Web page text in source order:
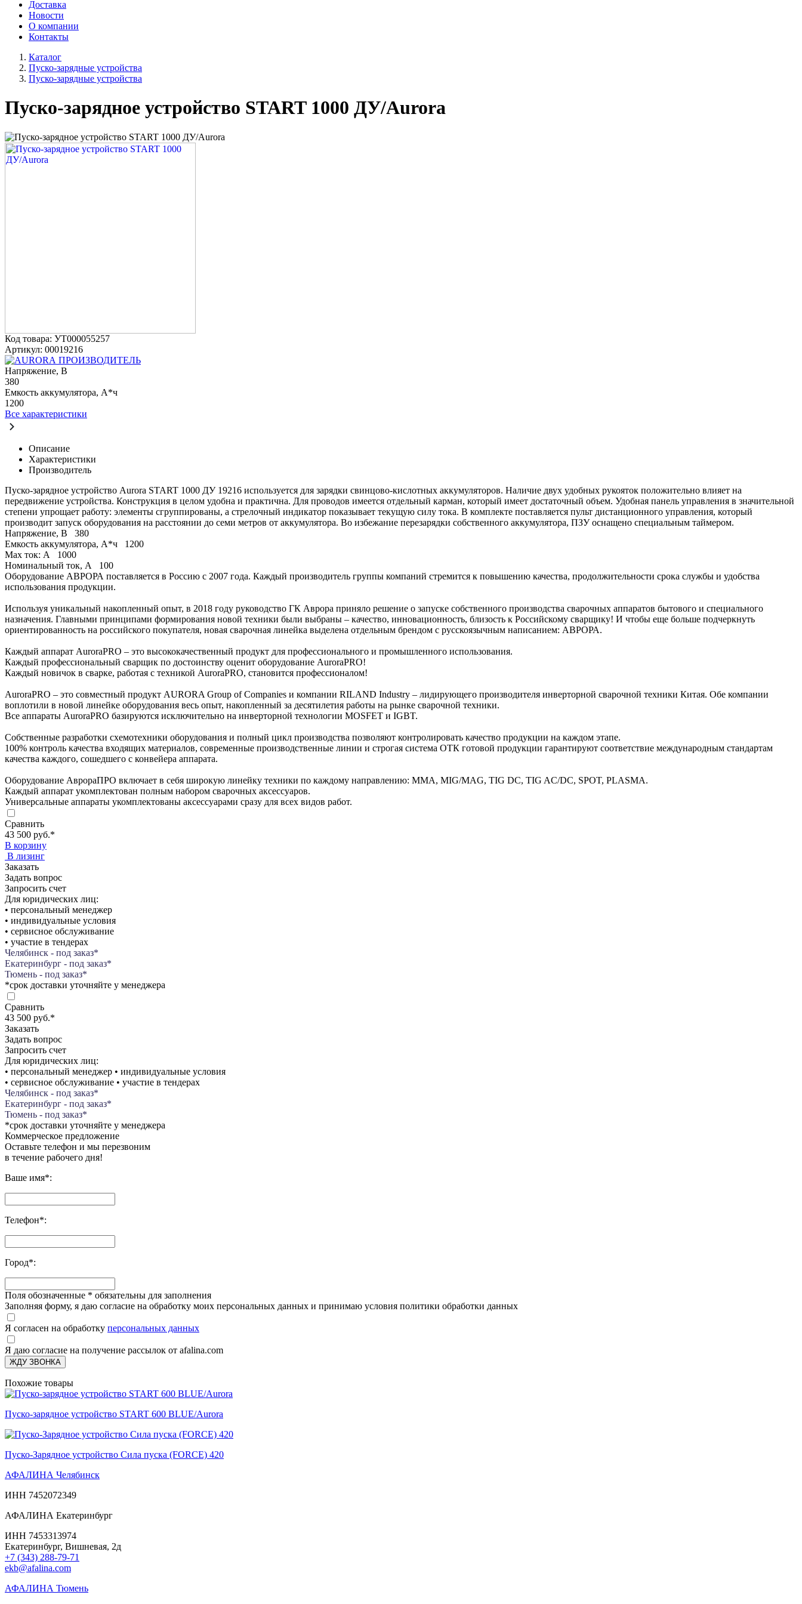
Доставка
Новости
О компании
Контакты
Каталог
Пуско-зарядные устройства
Пуско-зарядные устройства
Пуско-зарядное устройство START 1000 ДУ/Aurora
Код товара: УТ000055257
Артикул: 00019216
ПРОИЗВОДИТЕЛЬ
Напряжение, В
380
Емкость аккумулятора, А*ч
1200
Все характеристики
Описание
Характеристики
Производитель
Пуско-зарядное устройство Aurora START 1000 ДУ 19216 используется для зарядки свинцово-кислотных аккумуляторов. Наличие двух удобных рукояток положительно влияет на
передвижение устройства. Конструкция в целом удобна и практична. Для проводов имеется отдельный карман, который имеет достаточный объем. Удобная панель управления в значительной
степени упрощает работу: элементы сгруппированы, а стрелочный индикатор показывает текущую силу тока. В комплекте поставляется пульт дистанционного управления, который
производит запуск оборудования на расстоянии до семи метров от аккумулятора. Во избежание перезарядки собственного аккумулятора, ПЗУ оснащено специальным таймером.
Напряжение, В
380
Емкость аккумулятора, А*ч
1200
Max ток: А
1000
Номинальный ток, А
100
Оборудование АВРОРА поставляется в Россию с 2007 года. Каждый производитель группы компаний стремится к повышению качества, продолжительности срока службы и удобства
использования продукции.
Используя уникальный накопленный опыт, в 2018 году руководство ГК Аврора приняло решение о запуске собственного производства сварочных аппаратов бытового и специального
назначения. Главными принципами формирования новой техники были выбраны – качество, инновационность, близость к Российскому сварщику! И чтобы еще больше подчеркнуть
ориентированность на российского покупателя, новая сварочная линейка выделена отдельным брендом с русскоязычным написанием: АВРОРА.
Каждый аппарат AuroraPRO – это высококачественный продукт для профессионального и промышленного использования.
Каждый профессиональный сварщик по достоинству оценит оборудование AuroraPRO!
Каждый новичок в сварке, работая с техникой AuroraPRO, становится профессионалом!
AuroraPRO – это совместный продукт AURORA Group of Companies и компании RILAND Industry – лидирующего производителя инверторной сварочной техники Китая. Обе компании
воплотили в новой линейке оборудования весь опыт, накопленный за десятилетия работы на рынке сварочной техники.
Все аппараты AuroraPRO базируются исключительно на инверторной технологии MOSFET и IGBT.
Собственные разработки схемотехники оборудования и полный цикл производства позволяют контролировать качество продукции на каждом этапе.
100% контроль качества входящих материалов, современные производственные линии и строгая система ОТК готовой продукции гарантируют соответствие международным стандартам
качества каждого, сошедшего с конвейера аппарата.
Оборудование АврораПРО включает в себя широкую линейку техники по каждому направлению: MMA, MIG/MAG, TIG DC, TIG AC/DC, SPOT, PLASMA.
Каждый аппарат укомплектован полным набором сварочных аксессуаров.
Универсальные аппараты укомплектованы аксессуарами сразу для всех видов работ.
Сравнить
43 500 руб.*
В корзину
В лизинг
Заказать
Задать вопрос
Запросить счет
Для юридических лиц:
• персональный менеджер
• индивидуальные условия
• сервисное обслуживание
• участие в тендерах
Челябинск - под заказ*
Екатеринбург - под заказ*
Тюмень - под заказ*
*срок доставки уточняйте у менеджера
Сравнить
43 500 руб.*
Заказать
Задать вопрос
Запросить счет
Для юридических лиц:
• персональный менеджер • индивидуальные условия
• сервисное обслуживание • участие в тендерах
Челябинск - под заказ*
Екатеринбург - под заказ*
Тюмень - под заказ*
*срок доставки уточняйте у менеджера
Коммерческое предложение
Оставьте телефон и мы перезвоним
в течение рабочего дня!
Ваше имя*:
Телефон*:
Город*:
Поля обозначенные * обязательны для заполнения
Заполняя форму, я даю согласие на обработку моих персональных данных и принимаю условия политики обработки данных
Я согласен на обработку персональных данных
Я даю согласие на получение рассылок от afalina.com
ЖДУ ЗВОНКА
Похожие товары
Пуско-зарядное устройство START 600 BLUE/Aurora
Пуско-Зарядное устройство Сила пуска (FORCE) 420
АФАЛИНА Челябинск
ИНН 7452072349
АФАЛИНА Екатеринбург
ИНН 7453313974
Екатеринбург, Вишневая, 2д
+7 (343) 288-79-71
ekb@afalina.com
АФАЛИНА Тюмень